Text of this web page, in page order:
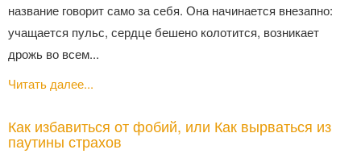
название говорит само за себя. Она начинается внезапно:
учащается пульс, сердце бешено колотится, возникает
дрожь во всем...
Читать далее...
Как избавиться от фобий, или Как вырваться из
паутины страхов